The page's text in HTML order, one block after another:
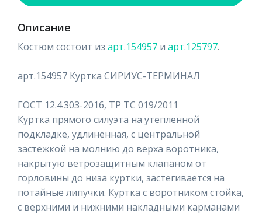
Описание
Костюм состоит из арт.154957 и арт.125797.
арт.154957 Куртка СИРИУС-ТЕРМИНАЛ
ГОСТ 12.4.303-2016, ТР ТС 019/2011
Куртка прямого силуэта на утепленной
подкладке, удлиненная, с центральной
застежкой на молнию до верха воротника,
накрытую ветрозащитным клапаном от
горловины до низа куртки, застегивается на
потайные липучки. Куртка с воротником стойка,
с верхними и нижними накладными карманами